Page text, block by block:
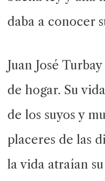
daba a conocer
Juan José
de hogar. Su
de los suyos y
placeres de las
la vida atraían